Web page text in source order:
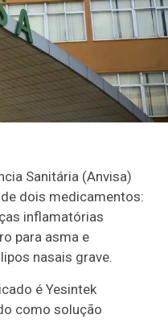
Sanitária (Anvisa)
dois medicamentos:
inflamatórias
para asma e
nasais grave.
é Yesintek
como solução